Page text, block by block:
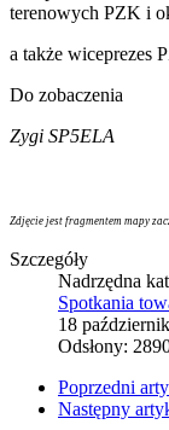
terenowych PZK i
a także wiceprezes
Do zobaczenia
Zygi SP5ELA
Zdjęcie jest fragmentem mapy
Szczegóły
Nadrzędna
Spotkania
18
Odsłony:
Poprzedni
Następny